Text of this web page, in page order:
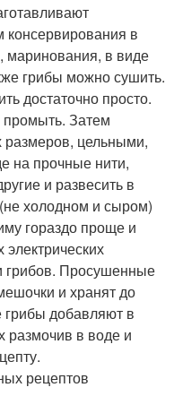
в
маринования, в виде
грибы можно сушить.
достаточно просто.
промыть. Затем
размеров, цельными,
на прочные нити,
и развесить в
холодном и сыром)
гораздо проще и
грибов. Просушенные
и хранят до
добавляют в
размочив в воде и
рецептов